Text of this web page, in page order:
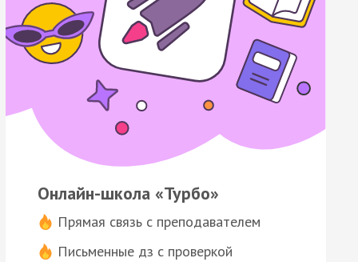
Онлайн-школа «Турбо»
Прямая связь с преподавателем
Письменные дз с проверкой